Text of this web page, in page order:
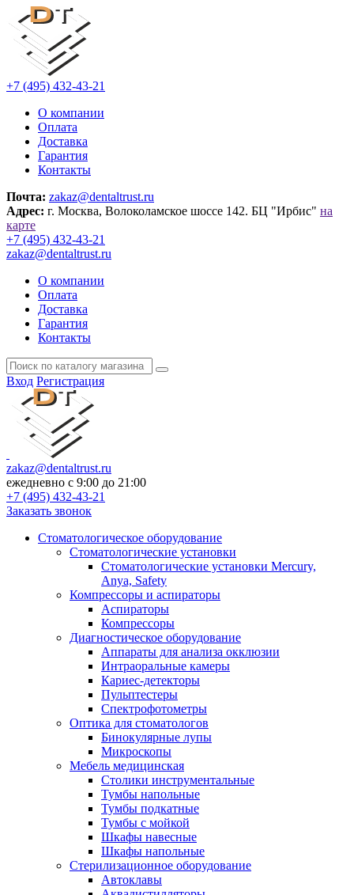
+7 (495) 432-43-21
О компании
Оплата
Доставка
Гарантия
Контакты
Почта: zakaz@dentaltrust.ru
Адрес: г. Москва, Волоколамское шоссе 142. БЦ "Ирбис" на
карте
+7 (495) 432-43-21
zakaz@dentaltrust.ru
О компании
Оплата
Доставка
Гарантия
Контакты
Вход Регистрация
zakaz@dentaltrust.ru
ежедневно с 9:00 до 21:00
+7 (495) 432-43-21
Заказать звонок
Стоматологическое оборудование
Стоматологические установки
Стоматологические установки Mercury,
Anya, Safety
Компрессоры и аспираторы
Аспираторы
Компрессоры
Диагностическое оборудование
Аппараты для анализа окклюзии
Интраоральные камеры
Кариес-детекторы
Пульптестеры
Спектрофотометры
Оптика для стоматологов
Бинокулярные лупы
Микроскопы
Мебель медицинская
Столики инструментальные
Тумбы напольные
Тумбы подкатные
Тумбы с мойкой
Шкафы навесные
Шкафы напольные
Стерилизационное оборудование
Автоклавы